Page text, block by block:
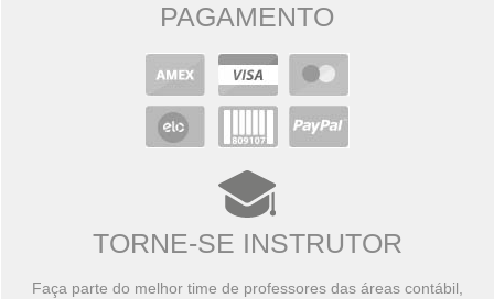
PAGAMENTO
TORNE-SE INSTRUTOR
Faça parte do melhor time de professores das áreas contábil,